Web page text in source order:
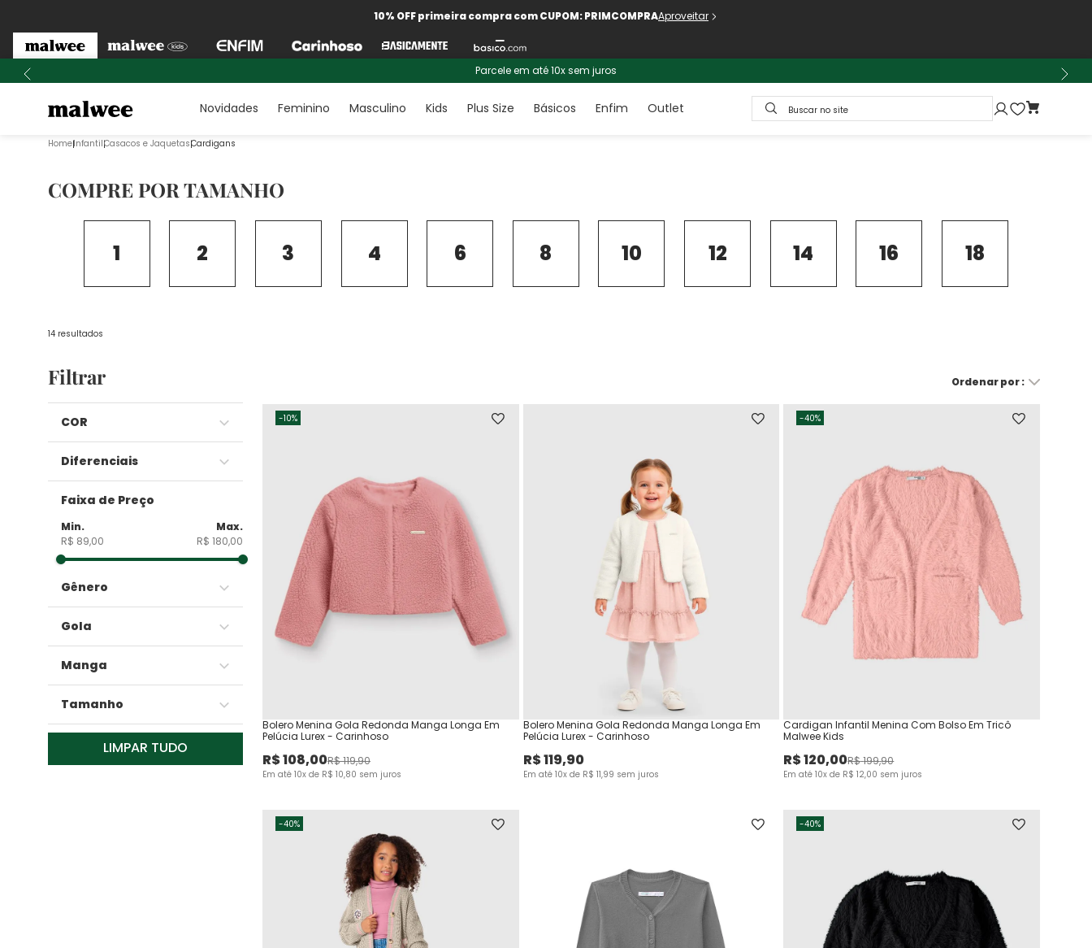
10% OFF primeira compra com CUPOM: PRIMCOMPRAAproveitar
Parcele em até 10x sem juros
Novidades Feminino Masculino Kids Plus Size Básicos Enfim Outlet Buscar no site
InfantilCasacos e JaquetasCardigans
COMPRE POR TAMANHO
1 2 3 4 6 8 10 12 14 16 18
14 resultados
Filtrar
COR
Cinza
Off White
Verde
Vermelho
Diferenciais
Unissex
Faixa de Preço
R$ 89,00 R$ 180,00
Gênero
Unissex
Gola
Manga
Manga Longa
Tamanho
1
LIMPAR TUDO
-10%
Bolero Menina Gola Redonda Manga Longa Em
Pelúcia Lurex - Carinhoso
R$108,00R$119,90
Em até 10x de R$ 10,80 sem juros
Bolero Menina Gola Redonda Manga Longa Em
Pelúcia Lurex - Carinhoso
R$119,90
Em até 10x de R$ 11,99 sem juros
-40%
Cardigan Infantil Menina Com Bolso Em Tricô
Malwee Kids
R$120,00R$199,90
Em até10x de R$ 12,00 sem juros
-40% -40%